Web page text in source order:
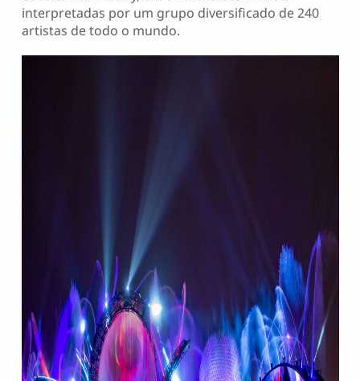
interpretadas por um grupo diversificado de 240
artistas de todo o mundo.